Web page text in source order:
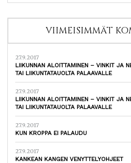
VIIMEISIMMÄT
27.9.2017
LIIKUNNAN ALOITTAMINEN – VINKIT JA
TAI LIIKUNTATAUOLTA PALAAVALLE
27.9.2017
LIIKUNNAN ALOITTAMINEN – VINKIT JA
TAI LIIKUNTATAUOLTA PALAAVALLE
27.9.2017
KUN KROPPA EI PALAUDU
27.9.2017
KANKEAN KANGEN VENYTTELYOHJEET